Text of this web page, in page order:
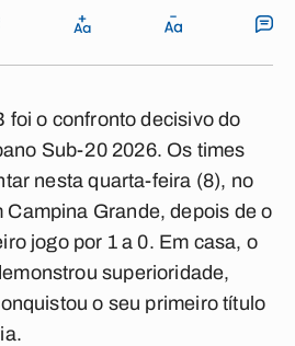
foi o confronto decisivo do
Sub-20 2026. Os times
nesta quarta-feira (8), no
Campina Grande, depois de o
jogo por 1 a 0. Em casa, o
superioridade,
o seu primeiro título